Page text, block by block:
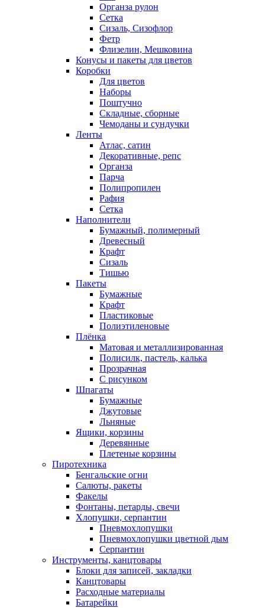
Органза рулон
Сетка
Сизаль, Сизофлор
Фетр
Флизелин, Мешковина
Конусы и пакеты для цветов
Коробки
Для цветов
Наборы
Поштучно
Складные, сборные
Чемоданы и сундучки
Ленты
Атлас, сатин
Декоративные, репс
Органза
Парча
Полипропилен
Рафия
Сетка
Наполнители
Бумажный, полимерный
Древесный
Крафт
Сизаль
Тишью
Пакеты
Бумажные
Крафт
Пластиковые
Полиэтиленовые
Плёнка
Матовая и металлизированная
Полисилк, пастель, калька
Прозрачная
С рисунком
Шпагаты
Бумажные
Джутовые
Льняные
Ящики, корзины
Деревянные
Плетеные корзины
Пиротехника
Бенгальские огни
Салюты, ракеты
Факелы
Фонтаны, петарды, свечи
Хлопушки, серпантин
Пневмохлопушки
Пневмохлопушки цветной дым
Серпантин
Инструменты, канцтовары
Блоки для записей, закладки
Канцтовары
Расходные материалы
Батарейки